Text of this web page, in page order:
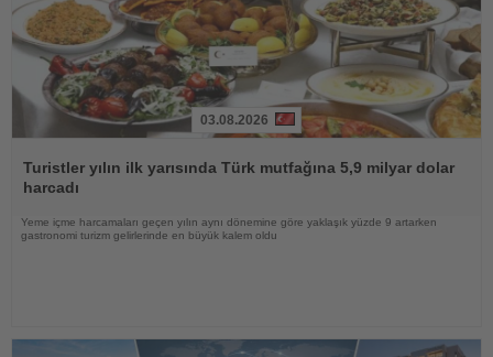
Oku
03.08.2026
Turistler yılın ilk yarısında Türk mutfağına 5,9 milyar dolar
harcadı
Yeme içme harcamaları geçen yılın aynı dönemine göre yaklaşık yüzde 9 artarken
gastronomi turizm gelirlerinde en büyük kalem oldu